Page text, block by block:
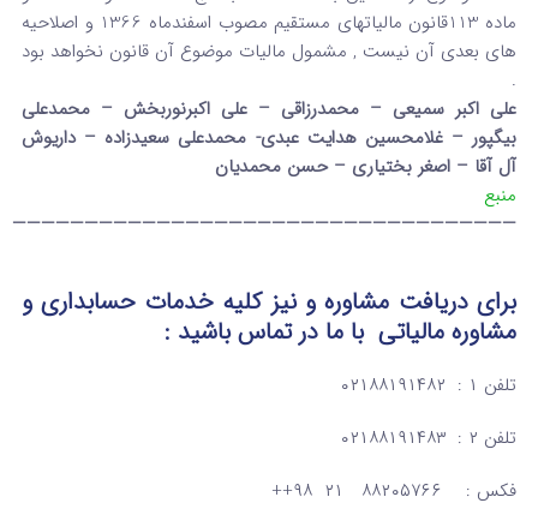
ماده 113قانون مالیاتهای مستقیم مصوب اسفندماه 1366 و اصلاحیه
های بعدی آن نیست , مشمول مالیات موضوع آن قانون نخواهد بود
.
علی اکبر سمیعی – محمدرزاقی – علی اکبرنوربخش – محمدعلی
بیگپور – غلامحسین هدایت عبدی- محمدعلی سعیدزاده – داریوش
آل آقا – اصغر بختیاری – حسن محمدیان
منبع
———————————————————————————————————
برای دریافت مشاوره و نیز کلیه خدمات حسابداری و
مشاوره مالیاتیبا ما در تماسباشید :
تلفن ۱ : ۰۲۱۸۸۱۹۱۴۸۲
تلفن ۲ : ۰۲۱۸۸۱۹۱۴۸۳
فکس : ۸۸۲۰۵۷۶۶ ۲۱ ۹۸++